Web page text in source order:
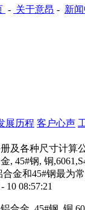
- 关于意昂 - 新
展历程 客户心声
及各种尺寸计算
, 45#钢, 铜
金和45#钢最为常
10 08:57:21